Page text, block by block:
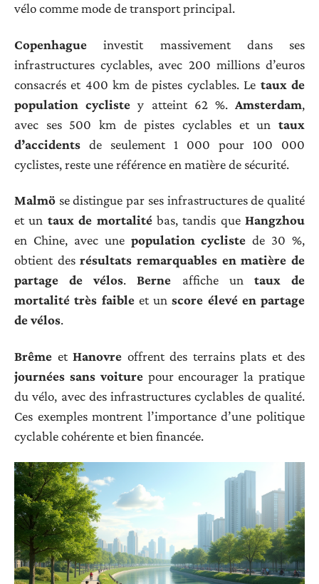
vélo comme mode de transport principal.
Copenhague investit massivement dans ses
infrastructures cyclables, avec 200 millions d’euros
consacrés et 400 km de pistes cyclables. Le taux de
population cycliste y atteint 62 %.Amsterdam,
avec ses 500 km de pistes cyclables et un taux
d’accidents de seulement 1 000 pour 100 000
cyclistes, reste une référence en matière de sécurité.
Malmö se distingue par ses infrastructures de qualité
et un taux de mortalitébas, tandis que Hangzhou
en Chine, avec une population cycliste de 30 %,
obtient desrésultats remarquables en matière de
partage de vélos.Berne affiche un taux de
mortalité très faibleet unscore élevé en partage
de vélos.
Brême et Hanovre offrent des terrains plats et des
journées sans voiturepour encourager la pratique
du vélo, avec des infrastructures cyclables de qualité.
Ces exemples montrent l’importance d’une politique
cyclable cohérente et bien financée.